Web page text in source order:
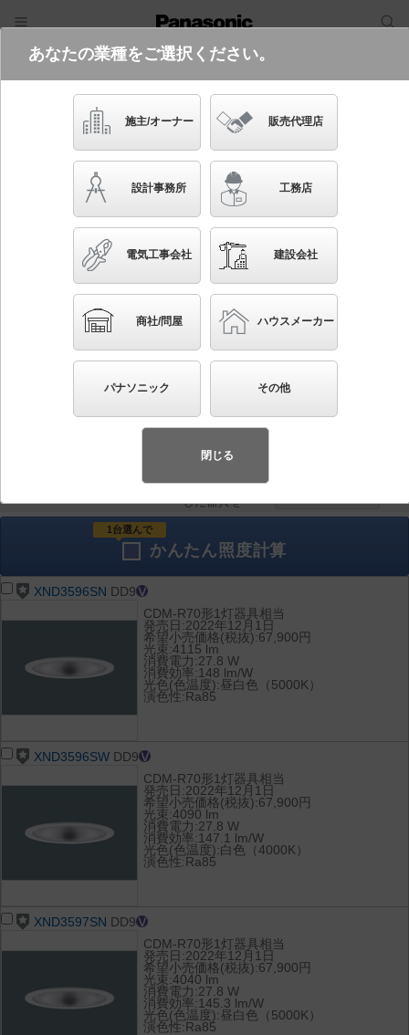
電気・建築設備（ビジネス）
照明器具検索
品番・キーワード
関連商品検索 浅型ダウンライト
条件を選び直す
件 1/4 ▼ ▶
各種データ
チェック
した器具を
1台選んで
かんたん 照度計算
XND3596SN DD9
CDM-R70形1灯器具相当
発売日:2022年12月1日
希望小売価格(税抜):67,900円
光束:4115 lm
消費電力:27.8 W
消費効率:148 lm/W
光色(色温度):昼白色（5000K）
演色性:Ra85
XND3596SW DD9
CDM-R70形1灯器具相当
発売日:2022年12月1日
希望小売価格(税抜):67,900円
光束:4090 lm
消費電力:27.8 W
消費効率:147.1 lm/W
光色(色温度):白色（4000K）
演色性:Ra85
XND3597SN DD9
CDM-R70形1灯器具相当
発売日:2022年12月1日
希望小売価格(税抜):67,900円
光束:4040 lm
消費電力:27.8 W
消費効率:145.3 lm/W
光色(色温度):昼白色（5000K）
演色性:Ra85
あなたの業種をご選択ください。
施主/オーナー 販売代理店
設計事務所 工務店
電気工事会社 建設会社
商社/問屋 ハウスメーカー
パナソニック その他
閉じる